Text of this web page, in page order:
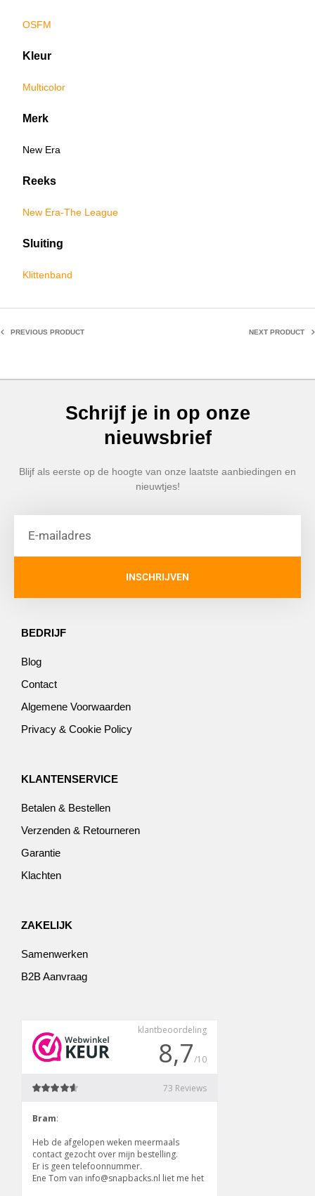
OSFM
Kleur
Multicolor
Merk
New Era
Reeks
New Era-The League
Sluiting
Klittenband
PREVIOUS PRODUCT NEXT PRODUCT
Schrijf je in op onze
nieuwsbrief
Blijf als eerste op de hoogte van onze laatste aanbiedingen en
nieuwtjes!
INSCHRIJVEN
BEDRIJF
Blog
Contact
Algemene Voorwaarden
Privacy & Cookie Policy
KLANTENSERVICE
Betalen & Bestellen
Verzenden & Retourneren
Garantie
Klachten
ZAKELIJK
Samenwerken
B2B Aanvraag